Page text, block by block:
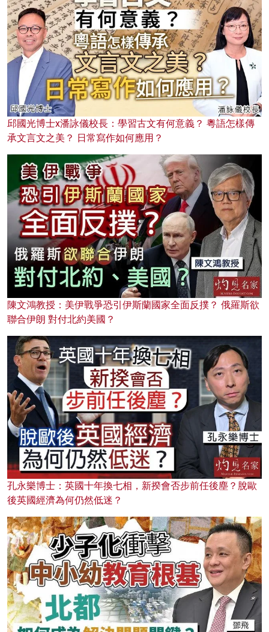
邱國光博士x潘詠儀校長：學習古文有何意義？ 粵語怎樣傳
承文言文之美？ 日常寫作如何應用？
陳文鴻教授：美伊戰爭恐引伊斯蘭國家全面反撲？ 俄羅斯欲
聯合伊朗 對付北約美國？
孔永樂博士：英國十年換七相，新揆會否步前任後塵？脫歐
後英國經濟為何仍然低迷？